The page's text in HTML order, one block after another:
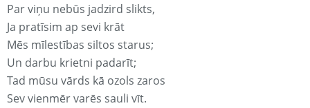
Par viņu nebūs jadzird slikts,
Ja pratīsim ap sevi krāt
Mēs mīlestības siltos starus;
Un darbu krietni padarīt;
Tad mūsu vārds kā ozols zaros
Sev vienmēr varēs sauli vīt.